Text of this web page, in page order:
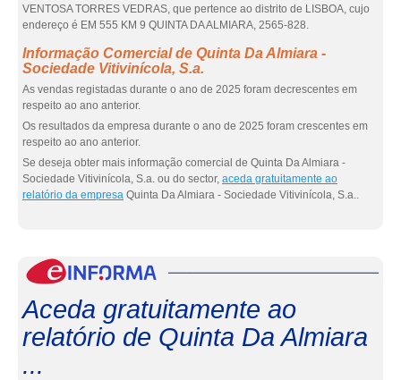
VENTOSA TORRES VEDRAS, que pertence ao distrito de LISBOA, cujo
endereço é EM 555 KM 9 QUINTA DA ALMIARA, 2565-828.
Informação Comercial de Quinta Da Almiara -
Sociedade Vitivinícola, S.a.
As vendas registadas durante o ano de 2025 foram decrescentes em
respeito ao ano anterior.
Os resultados da empresa durante o ano de 2025 foram crescentes em
respeito ao ano anterior.
Se deseja obter mais informação comercial de Quinta Da Almiara -
Sociedade Vitivinícola, S.a. ou do sector, aceda gratuitamente ao
relatório da empresa Quinta Da Almiara - Sociedade Vitivinícola, S.a..
Aceda gratuitamente ao
relatório de Quinta Da Almiara
...